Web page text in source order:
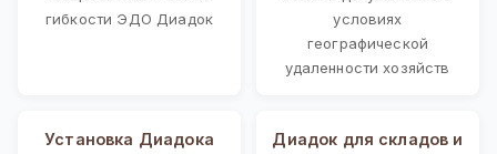
гибкости ЭДО Диадок
условиях
географической
удаленности хозяйств
Установка Диадока
Диадок для складов и